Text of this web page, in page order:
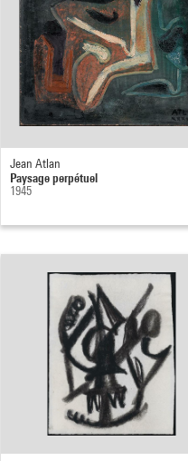
Jean Atlan
Paysage perpétuel
1945